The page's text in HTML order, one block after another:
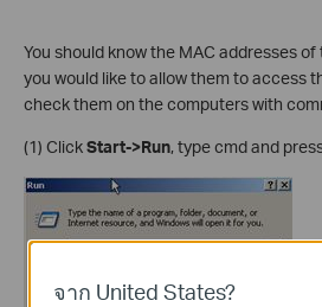
You should know the MAC addresses
you would like to allow them to access
check them on the computers with
(1) ClickStart->Run, type cmd and
จาก United States?